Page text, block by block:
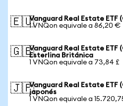
🇪🇺Vanguard Real Estate ETF
1 VNQon equivale a 86,20 €
🇬🇧Vanguard Real Estate ETF
Esterlina Británica
1 VNQon equivale a 73,84 £
🇯🇵Vanguard Real Estate ETF
japonés
1 VNQon equivale a